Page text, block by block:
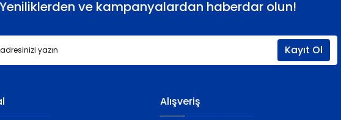
Gönder
Yeniliklerden ve kampanyalardan haberdar olun!
Kayıt Ol
Alışveriş